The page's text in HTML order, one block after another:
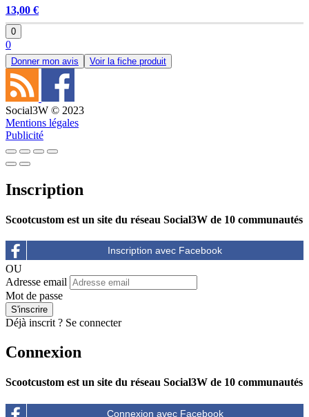
13,00 €
0
0
Donner mon avis Voir la fiche produit
Social3W © 2023
Mentions légales
Publicité
Inscription
Scootcustom est un site du réseau Social3W de 10 communautés
OU
Adresse email
Mot de passe
Déjà inscrit ? Se connecter
Connexion
Scootcustom est un site du réseau Social3W de 10 communautés